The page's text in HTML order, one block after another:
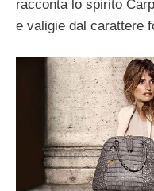
racconta lo spirito
e valigie dal carattere